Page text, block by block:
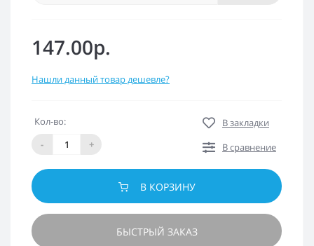
147.00р.
Нашли данный товар дешевле?
Кол-во:
-
+
В закладки
В сравнение
В КОРЗИНУ
БЫСТРЫЙ ЗАКАЗ